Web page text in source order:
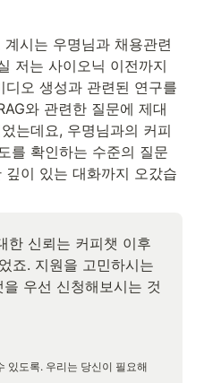
시는 우명님과 채용관련
저는 사이오닉 이전까지
오 생성과 관련된 연구를
와 관련한 질문에 제대
는데요, 우명님과의 커피
를 확인하는 수준의 질문
이 있는 대화까지 오갔습
한 신뢰는 커피챗 이후
죠. 지원을 고민하시는
우선 신청해보시는 것
있도록. 우리는 당신이 필요해